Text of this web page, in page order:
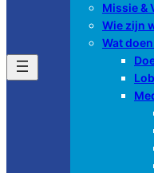
Missie &
Wie zijn
Wat